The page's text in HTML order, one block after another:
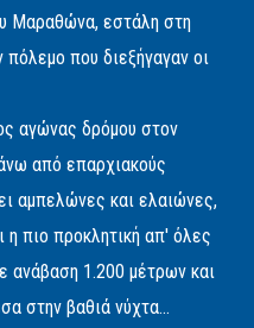
Μαραθώνα, εστάλη στη
που διεξήγαγαν οι
αγώνας δρόμου στον
από επαρχιακούς
αμπελώνες και ελαιώνες,
η πιο προκλητική απ' όλες
ανάβαση 1.200 μέτρων και
στην βαθιά νύχτα...